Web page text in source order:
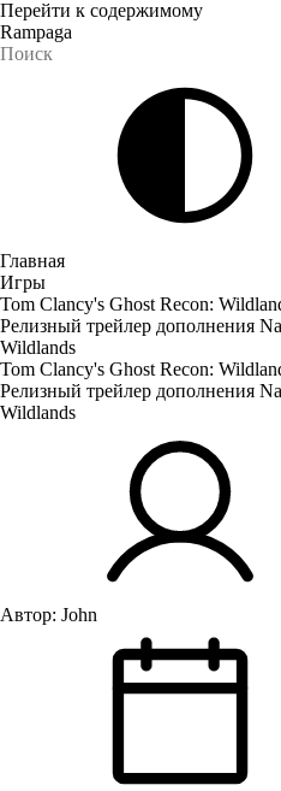
Перейти к содержимому
Rampaga
Главная
Игры
Tom Clancy's Ghost Recon:
Релизный трейлер дополнения
Wildlands
Tom Clancy's Ghost Recon:
Релизный трейлер дополнения
Wildlands
Автор: John